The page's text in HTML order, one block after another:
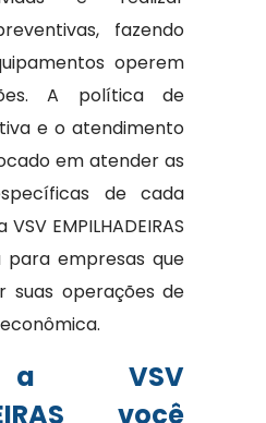
fazendo
operem
A política de
e o atendimento
em atender as
de cada
EMPILHADEIRAS
empresas que
suas operações de
VSV
você